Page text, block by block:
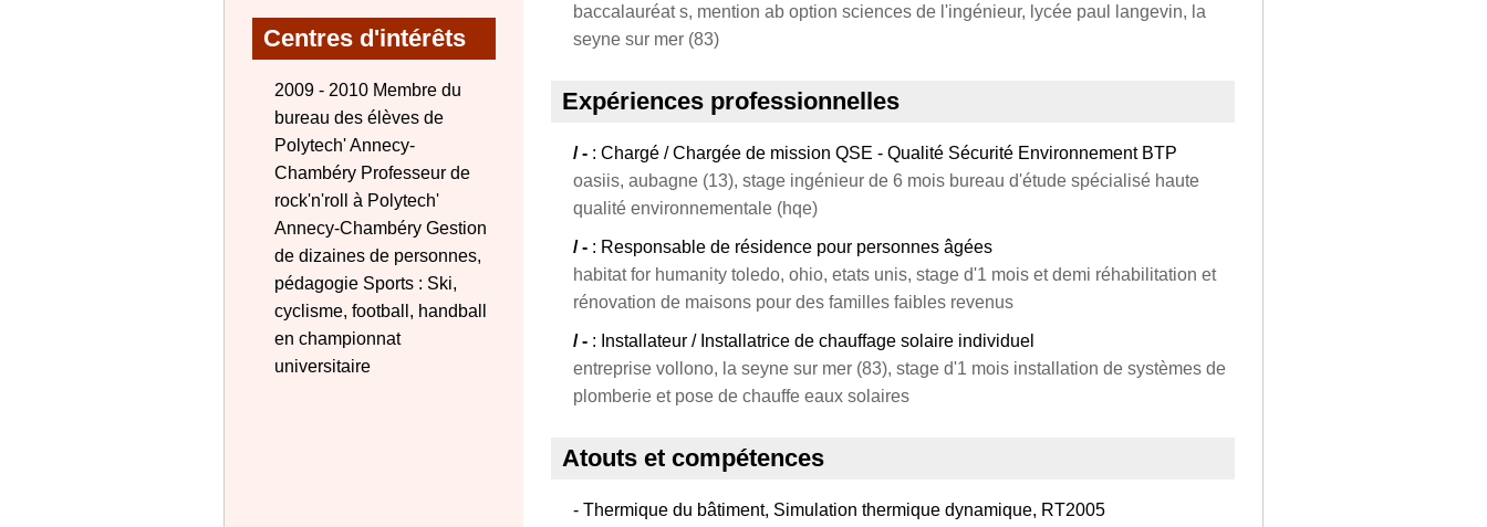
Centres d'intérêts
2009 - 2010 Membre du
bureau des élèves de
Polytech' Annecy-
Chambéry Professeur de
rock'n'roll à Polytech'
Annecy-Chambéry Gestion
de dizaines de personnes,
pédagogie Sports : Ski,
cyclisme, football, handball
en championnat
universitaire
baccalauréat s, mention ab option sciences de l'ingénieur, lycée paul langevin, la
seyne sur mer (83)
Expériences professionnelles
/ - : Chargé / Chargée de mission QSE - Qualité Sécurité Environnement BTP
oasiis, aubagne (13), stage ingénieur de 6 mois bureau d'étude spécialisé haute
qualité environnementale (hqe)
/ - : Responsable de résidence pour personnes âgées
habitat for humanity toledo, ohio, etats unis, stage d'1 mois et demi réhabilitation et
rénovation de maisons pour des familles faibles revenus
/ - : Installateur / Installatrice de chauffage solaire individuel
entreprise vollono, la seyne sur mer (83), stage d'1 mois installation de systèmes de
plomberie et pose de chauffe eaux solaires
Atouts et compétences
- Thermique du bâtiment, Simulation thermique dynamique, RT2005